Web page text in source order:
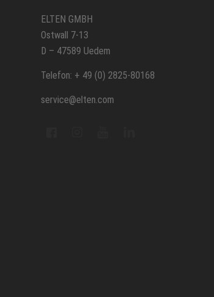
ELTEN GMBH
Ostwall 7-13
D – 47589 Uedem
Telefon: + 49 (0) 2825-80168
service@elten.com